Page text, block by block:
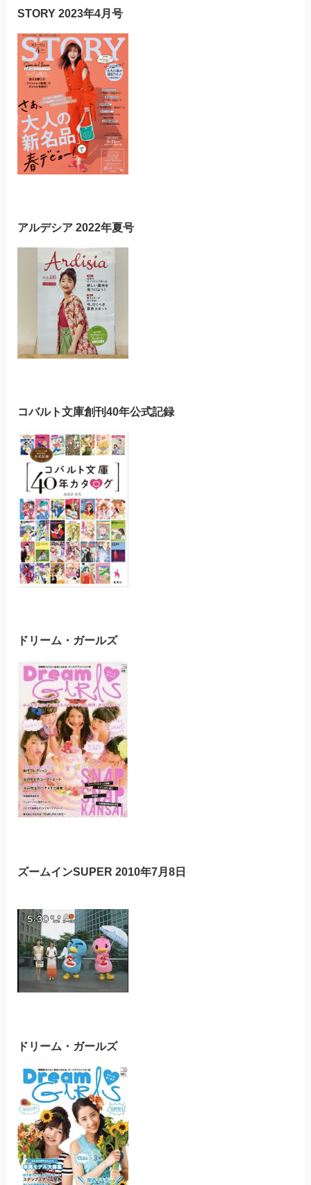
STORY 2023年4月号
アルデシア 2022年夏号
コバルト文庫創刊40年公式記録
ドリーム・ガールズ
ズームインSUPER 2010年7月8日
ドリーム・ガールズ